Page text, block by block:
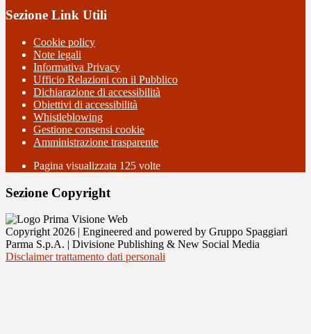
Sezione Link Utili
Cookie policy
Note legali
Informativa Privacy
Ufficio Relazioni con il Pubblico
Dichiarazione di accessibilità
Obiettivi di accessibilità
Whistleblowing
Gestione consensi cookie
Amministrazione trasparente
Pagina visualizzata 125 volte
Sezione Copyright
Copyright 2026 | Engineered and powered by Gruppo Spaggiari
Parma S.p.A. | Divisione Publishing & New Social Media
Disclaimer trattamento dati personali